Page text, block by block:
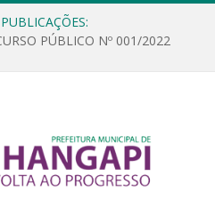
PÚBLICO Nº 001/2022